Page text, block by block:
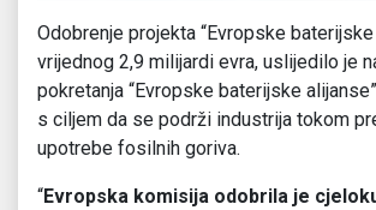
Odobrenje projekta “Evropske baterijske
vrijednog 2,9 milijardi evra, uslijedilo je
pokretanja “Evropske baterijske
s ciljem da se podrži industrija tokom
upotrebe fosilnih goriva.
“Evropska komisija odobrila je